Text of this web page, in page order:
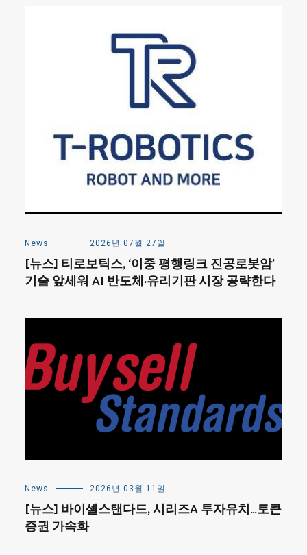
News 2026년 07월 27일
[뉴스] 티로보틱스, ‘이중 평행링크 진공로봇암’
기술 앞세워 AI 반도체·유리기판 시장 공략한다
News 2026년 03월 11일
[뉴스] 바이셀스탠다드, 시리즈A 투자유치…토큰
증권 가속화